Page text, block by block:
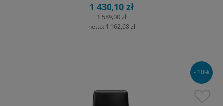
1 430,10 zł
1 589,00 zł
netto: 1 162,68 zł
- 10%